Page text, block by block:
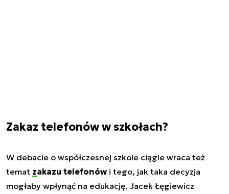
Zakaz telefonów w szkołach?
W debacie o współczesnej szkole ciągle wraca też
temat zakazu telefonów i tego, jak taka decyzja
mogłaby wpłynąć na edukację. Jacek Łęgiewicz